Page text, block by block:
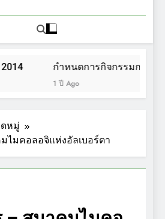
กำหนดการกิจกรรมการเดิ
1 ปี Ago
หมู่
ไมคอลอจิแห่งอัลเบอร์ตา